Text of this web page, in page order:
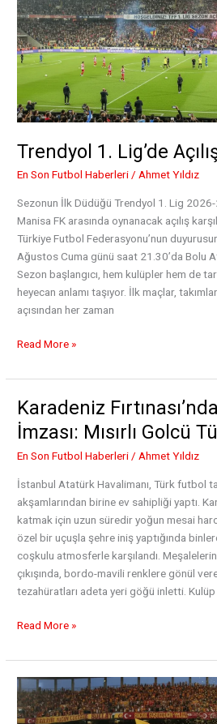
Trendyol 1. Lig’de
En Son Futbol Haberleri/Ahmet Yıldız
Sezonun İlk Düdüğü Trendyol 1. Lig
Manisa FK arasında oynanacak açılış
Türkiye Futbol Federasyonu’nun
Ağustos Cuma günü saat 21.30’da Bolu
Sezon başlangıcı, hem kulüpler hem de
heyecan anlamı taşıyor. İlk maçlar,
açısından her zaman
Trendyol
Lig’de
Maçı
Bolu’da
Read More »
Karadeniz
İmzası: Mısırlı Golcü
En Son Futbol Haberleri / Ahmet Yıldız
İstanbul Atatürk Havalimanı, Türk futbol
akşamlarından birine ev sahipliği yaptı.
katmak için uzun süredir yoğun mesai
özel bir uçuşla şehre iniş yaptığında
coşkulu atmosferle karşılandı. Meşalelerin
çıkışında, bordo-mavili renklere gönül
tezahüratları adeta yeri göğü inletti. Kulüp
Karadeniz
Yüzyılın
İmzası:
Mısırlı
Golcü
Read More »